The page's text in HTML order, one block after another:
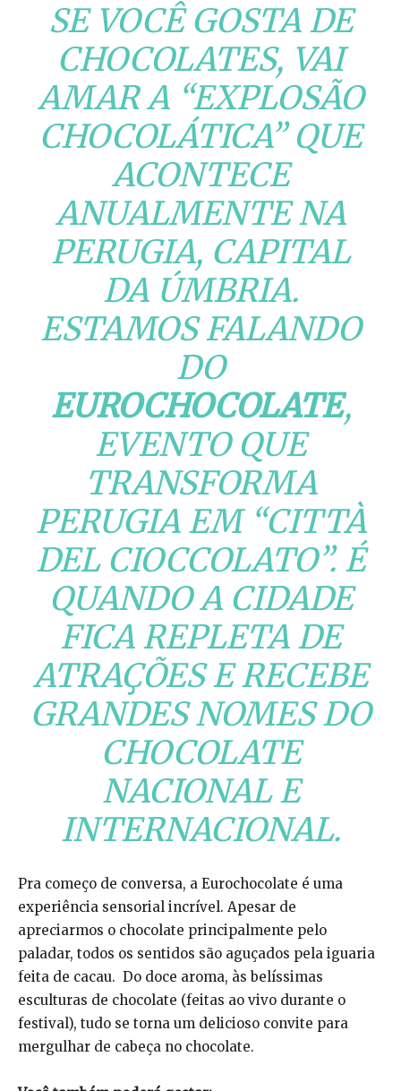
SE VOCÊ GOSTA DE
CHOCOLATES, VAI
AMAR A “EXPLOSÃO
CHOCOLÁTICA” QUE
ACONTECE
ANUALMENTE NA
PERUGIA, CAPITAL
DA ÚMBRIA.
ESTAMOS FALANDO
DO
EUROCHOCOLATE,
EVENTO QUE
TRANSFORMA
PERUGIA EM “CITTÀ
DEL CIOCCOLATO”. É
QUANDO A CIDADE
FICA REPLETA DE
ATRAÇÕES E RECEBE
GRANDES NOMES DO
CHOCOLATE
NACIONAL E
INTERNACIONAL.
Pra começo de conversa, a Eurochocolate é uma
experiência sensorial incrível. Apesar de
apreciarmos o chocolate principalmente pelo
paladar, todos os sentidos são aguçados pela iguaria
feita de cacau. Do doce aroma, às belíssimas
esculturas de chocolate (feitas ao vivo durante o
festival), tudo se torna um delicioso convite para
mergulhar de cabeça no chocolate.